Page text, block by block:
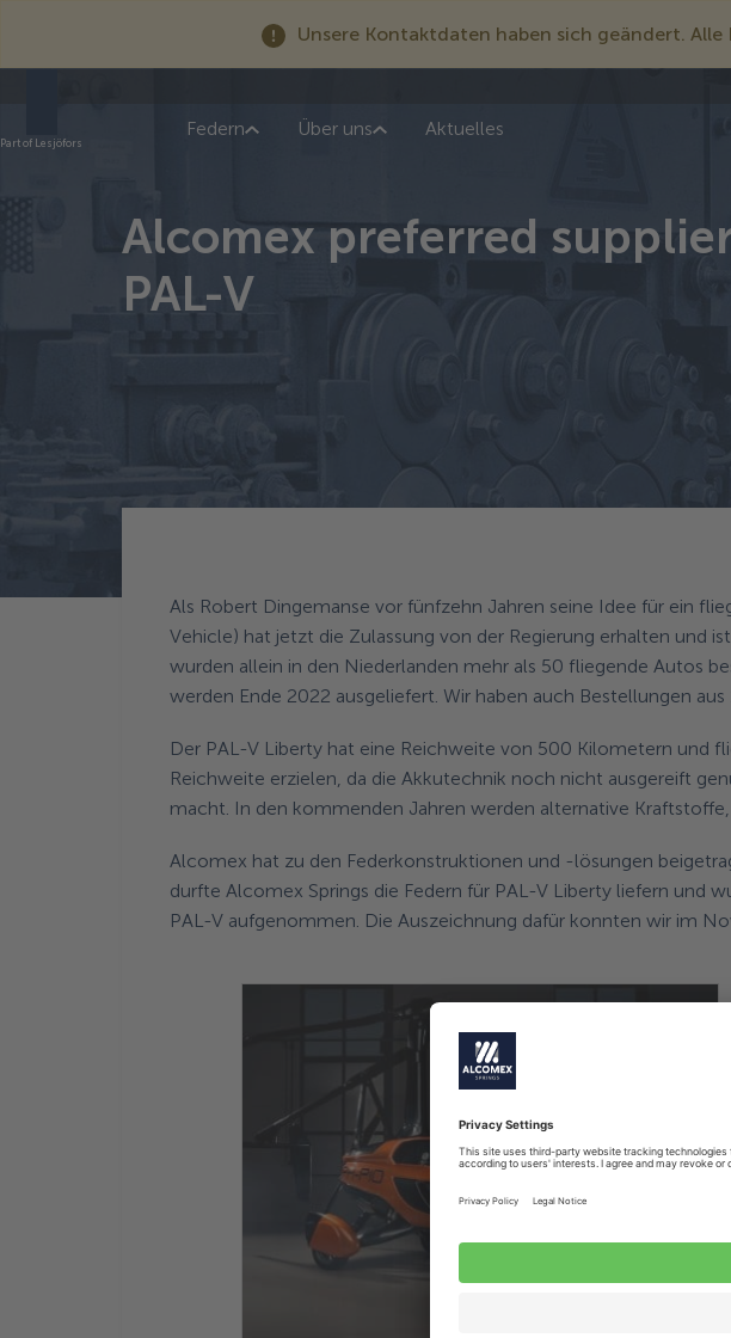
Unsere Kontaktdaten haben sich geändert.
Part of Lesjöfors
Federn
Über uns Aktuelles
Alcomex preferred
PAL-V
Als Robert Dingemanse vor fünfzehn Jahren seine Idee für ein
Vehicle) hat jetzt die Zulassung von der Regierung erhalten und
wurden allein in den Niederlanden mehr als 50 fliegende Autos
werden Ende 2022 ausgeliefert. Wir haben auch Bestellungen aus
Der PAL-V Liberty hat eine Reichweite von 500 Kilometern und
Reichweite erzielen, da die Akkutechnik noch nicht ausgereift
macht. In den kommenden Jahren werden alternative
Alcomex hat zu den Federkonstruktionen und -lösungen
durfte Alcomex Springs die Federn für PAL-V Liberty liefern und
PAL-V aufgenommen. Die Auszeichnung dafür konnten wir im